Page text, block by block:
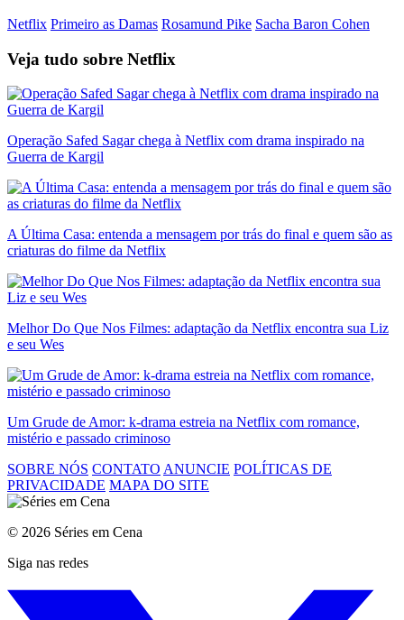
Netflix Primeiro as Damas Rosamund Pike Sacha Baron Cohen
Veja tudo sobre Netflix
Operação Safed Sagar chega à Netflix com drama inspirado na
Guerra de Kargil
A Última Casa: entenda a mensagem por trás do final e quem são as
criaturas do filme da Netflix
Melhor Do Que Nos Filmes: adaptação da Netflix encontra sua Liz
e seu Wes
Um Grude de Amor: k-drama estreia na Netflix com romance,
mistério e passado criminoso
SOBRE NÓS CONTATO ANUNCIE POLÍTICAS DE
PRIVACIDADE MAPA DO SITE
© 2026 Séries em Cena
Siga nas redes